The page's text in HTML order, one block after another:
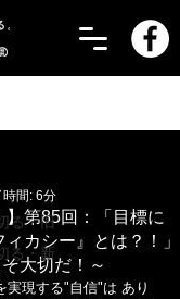
る・旧
る・新
】第85回：「目標に
カシー』とは？！」
大切だ！～
時間: 6分
実現する"自信"は あり